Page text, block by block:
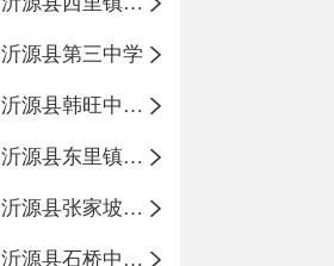
沂源县第三中学
沂源县韩旺中心学校
沂源县东里镇中心小学
沂源县张家坡中心学校
沂源县石桥中心学校